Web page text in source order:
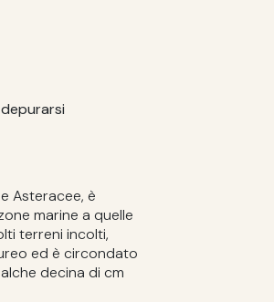
Asteracee, è
marine a quelle
terreni incolti,
ed è circondato
decina di cm